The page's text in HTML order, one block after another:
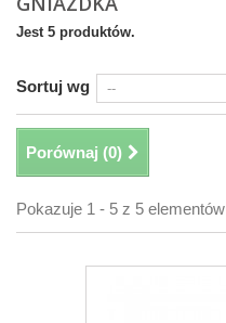
Jest 5 produktów.
Sortuj wg
Porównaj (0)
Pokazuje 1 - 5 z 5 elementów